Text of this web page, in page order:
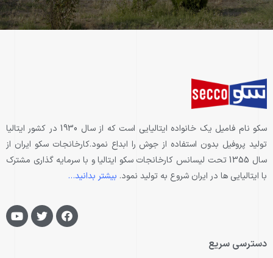
سكو نام فاميل يك خانواده ايتاليايي است كه از سال 1930 در كشور ايتاليا
توليد پروفيل بدون استفاده از جوش را ابداع نمود.كارخانجات سكو ايران از
سال 1355 تحت ليسانس كارخانجات سكو ايتاليا و با سرمايه گذاري مشترك
با ايتاليايي ها در ايران شروع به توليد نمود. بیشتر بدانید…
F
a
c
T
w
i
Y
o
u
دسترسی سریع